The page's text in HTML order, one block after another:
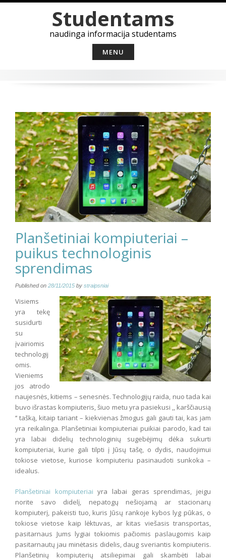
Studentams
naudinga informacija studentams
MENU
Planšetiniai kompiuteriai –
puikus technologinis
sprendimas
Published on 28/11/2015 by straipsniai
Visiems
yra tekę
susidurti
su
įvairiomis
technologij
omis.
Vieniems
jos atrodo
naujesnės, kitiems – senesnės. Technologijų raida, nuo tada kai
buvo išrastas kompiuteris, šiuo metu yra pasiekusi ,, karščiausią
‘‘ tašką, kitaip tariant – kiekvienas žmogus gali gauti tai, kas jam
yra reikalinga. Planšetiniai kompiuteriai puikiai parodo, kad tai
yra labai didelių technologinių sugebėjimų dėka sukurti
kompiuteriai, kurie gali tilpti į Jūsų tašę, o dydis, naudojimui
tokiose vietose, kuriose kompiuteriu pasinaudoti sunkoka –
idealus.
Planšetiniai kompiuteriai yra labai geras sprendimas, jeigu
norite savo didelį, nepatogų nešiojamą ar stacionarų
kompiuterį, pakeisti tuo, kuris Jūsų rankoje kybos lyg pūkas, o
tokiose vietose kaip lėktuvas, ar kitas viešasis transportas,
pasitarnaus Jums lygiai tokiomis pačiomis paslaugomis kaip
pasitarnautų jau minėtasis didelis, daug sveriantis kompiuteris.
Planšetinių kompiuterių atsiliepimai gali skambėti labai